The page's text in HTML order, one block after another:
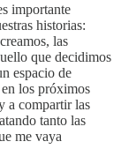
importante
historias:
las
que decidimos
espacio de
los próximos
a compartir las
tanto las
me vaya